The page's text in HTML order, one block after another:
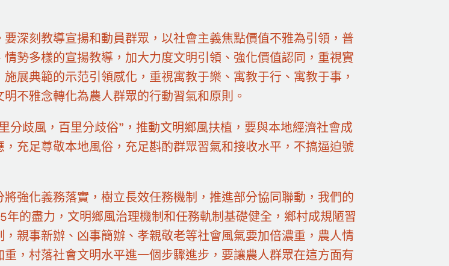
要深刻教導宣揚和動員群眾，以社會主義焦點價值不雅為引領，普
勢多樣的宣揚教導，加大力度文明引領、強化價值認同，重視實
展典範的示范引領感化，重視寓教于樂、寓教于行、寓教于事，
不雅念轉化為農人群眾的行動習氣和原則。
分歧風，百里分歧俗”，推動文明鄉風扶植，要與本地經濟社會成
充足尊敬本地風俗，充足斟酌群眾習氣和接收水平，不搞逼迫號
強化義務落實，樹立長效任務機制，推進部分協同聯動，我們的
年的盡力，文明鄉風治理機制和任務軌制基礎健全，鄉村成規陋習
親事新辦、凶事簡辦、孝親敬老等社會風氣要加倍濃重，農人情
，村落社會文明水平進一個步驟進步，要讓農人群眾在這方面有